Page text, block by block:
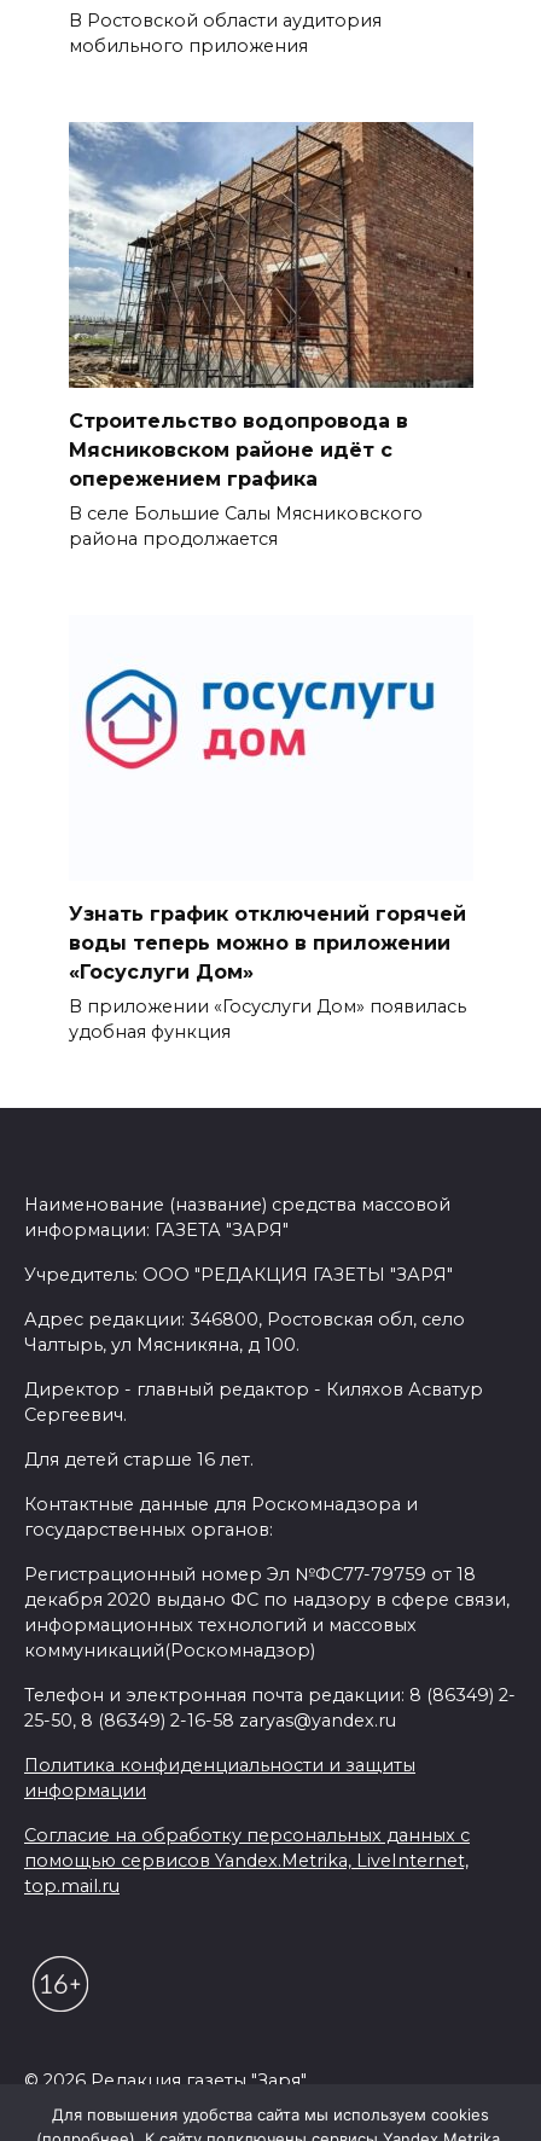
В Ростовской области аудитория
мобильного приложения
Строительство водопровода в
Мясниковском районе идёт с
опережением графика
В селе Большие Салы Мясниковского
района продолжается
Узнать график отключений горячей
воды теперь можно в приложении
«Госуслуги Дом»
В приложении «Госуслуги Дом» появилась
удобная функция
Наименование (название) средства массовой
информации: ГАЗЕТА "ЗАРЯ"
Учредитель: ООО "РЕДАКЦИЯ ГАЗЕТЫ "ЗАРЯ"
Адрес редакции: 346800, Ростовская обл, село
Чалтырь, ул Мясникяна, д 100.
Директор - главный редактор - Киляхов Асватур
Сергеевич.
Для детей старше 16 лет.
Контактные данные для Роскомнадзора и
государственных органов:
Регистрационный номер Эл №ФС77-79759 от 18
декабря 2020 выдано ФС по надзору в сфере связи,
информационных технологий и массовых
коммуникаций(Роскомнадзор)
Телефон и электронная почта редакции: 8 (86349) 2-
25-50, 8 (86349) 2-16-58 zaryas@yandex.ru
Политика конфиденциальности и защиты
информации
Согласие на обработку персональных данных с
помощью сервисов Yandex.Metrika, LiveInternet,
top.mail.ru
© 2026 Редакция газеты "Заря"
Для повышения удобства сайта мы используем cookies